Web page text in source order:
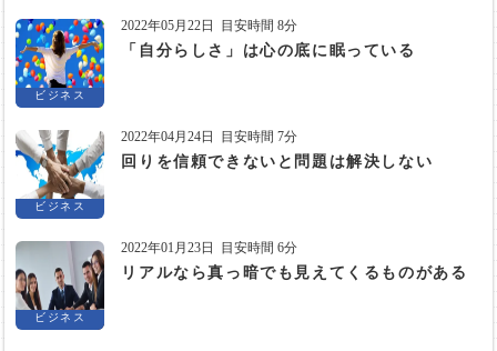
ビジネス
2022年05月22日 目安時間 8分
「自分らしさ」は心の底に眠っている
ビジネス
2022年04月24日 目安時間 7分
回りを信頼できないと問題は解決しない
ビジネス
2022年01月23日 目安時間 6分
リアルなら真っ暗でも見えてくるものがある